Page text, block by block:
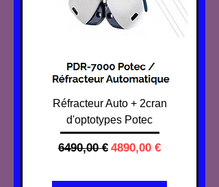
Réfracteur Auto + 2cran
d'optotypes Potec
Preço normal
6490,00 € Preço promocional
4890,00 €